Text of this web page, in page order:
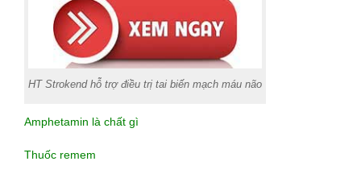
HT Strokend hỗ trợ điều trị tai biến mạch máu não
Amphetamin là chất gì
Thuốc remem